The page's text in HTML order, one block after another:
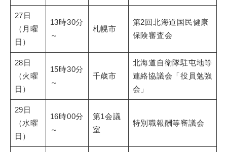
27日
（月曜
日）
13時30分
～
札幌市
第2回北海道国民健康
保険審査会
28日
（火曜
日）
15時30分
～
千歳市
北海道自衛隊駐屯地等
連絡協議会「役員勉強
会」
29日
（水曜
日）
16時00分
～
第1会議
室
特別職報酬等審議会